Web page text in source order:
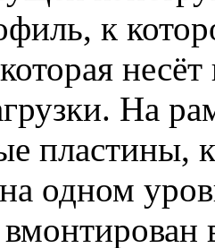
к
На
пластины,
одном